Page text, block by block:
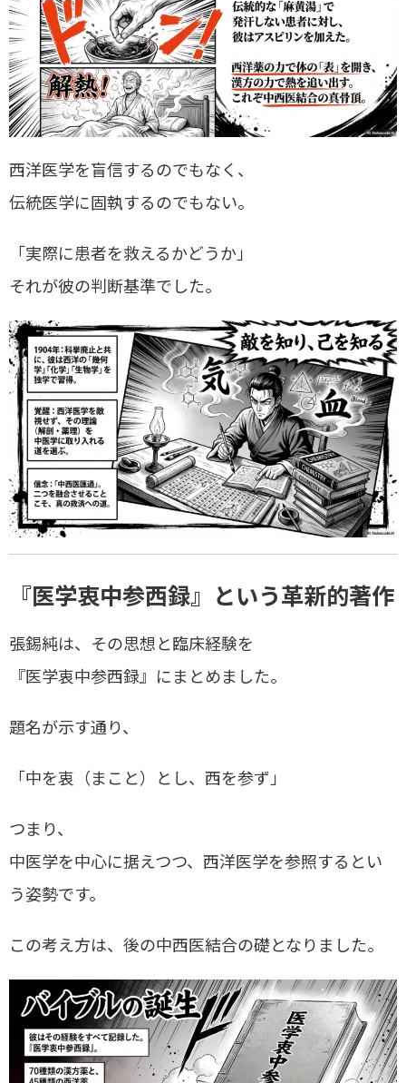
西洋医学を盲信するのでもなく、
伝統医学に固執するのでもない。
「実際に患者を救えるかどうか」
それが彼の判断基準でした。
『医学衷中参西録』という革新的著作
張錫純は、その思想と臨床経験を
『医学衷中参西録』にまとめました。
題名が示す通り、
「中を衷（まこと）とし、西を参ず」
つまり、
中医学を中心に据えつつ、西洋医学を参照するとい
う姿勢です。
この考え方は、後の中西医結合の礎となりました。